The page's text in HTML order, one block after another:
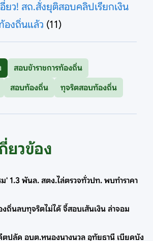
ยว! สถ.สั่งยุติสอบคลิปเรียกเงิน
องถิ่นแล้ว (11)
สอบข้าราชการท้องถิ่น
สอบท้องถิ่น ทุจริตสอบท้องถิ่น
ยวข้อง
' 1.3 พันล. สตง.ไล่ตรวจทั่วปท. พบทำราคา
นลบทุจริตไม่ได้ จี้สอบเส้นเงิน ล่าจอม
ปลัด อบต.หนองนางนวล อุทัยธานี เบียดบัง